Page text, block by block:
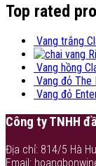
Top rated
Vang trắng
Vang hồng
Vang đỏ The
Vang đỏ
Công ty TNHH
Địa chỉ: 814/5 Hà
Email: